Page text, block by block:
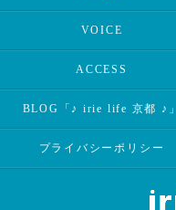
VOICE
ACCESS
BLOG「♪ irie life 京都 ♪」
プライバシーポリシー